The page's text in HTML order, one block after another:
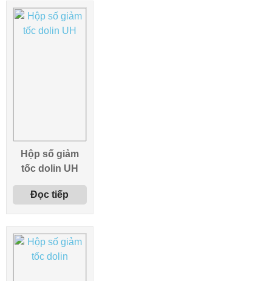
Hộp số giảm
tốc dolin UH
Đọc tiếp